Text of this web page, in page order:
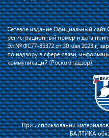
Сетевое издание Официальный сайт
регистрационный номер и дата
Эл № ФС77-85372 от 30 мая 2023 г,
по надзору в сфере связи,
коммуникаций (Роскомнадзор).
При использовании
БАЛТИКА